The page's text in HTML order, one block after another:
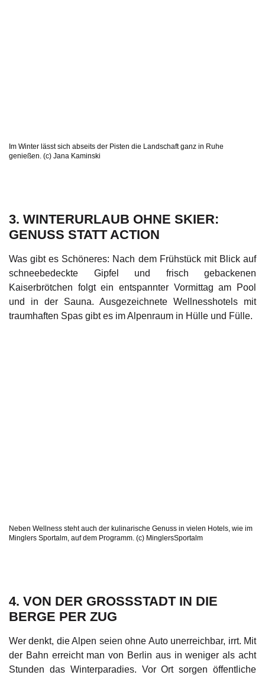
Im Winter lässt sich abseits der Pisten die Landschaft ganz in Ruhe
genießen. (c) Jana Kaminski
3. WINTERURLAUB OHNE SKIER:
GENUSS STATT ACTION
Was gibt es Schöneres: Nach dem Frühstück mit Blick auf
schneebedeckte Gipfel und frisch gebackenen
Kaiserbrötchen folgt ein entspannter Vormittag am Pool
und in der Sauna. Ausgezeichnete Wellnesshotels mit
traumhaften Spas gibt es im Alpenraum in Hülle und Fülle.
Neben Wellness steht auch der kulinarische Genuss in vielen Hotels, wie im
Minglers Sportalm, auf dem Programm. (c) MinglersSportalm
4. VON DER GROSSSTADT IN DIE B
ERGE PER ZUG
Wer denkt, die Alpen seien ohne Auto unerreichbar, irrt. Mit
der Bahn erreicht man von Berlin aus in weniger als acht
Stunden das Winterparadies. Vor Ort sorgen öffentliche